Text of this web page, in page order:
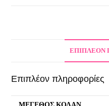
ΕΠΙΠΛΈΟΝ
Επιπλέον πληροφορίες
ΜΕΓΕΘΟΣ ΚΟΛΑΝ